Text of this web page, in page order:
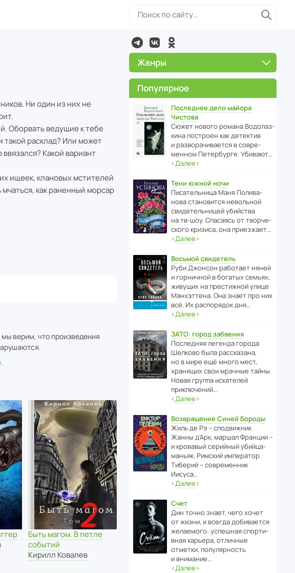
Ни один из них не
Оборвать ведущие к тебе
такой расклад? Или может
Какой вариант
ищеек, клановых мстителей
как раненный морсар
мы верим, что произведения
.
Быть магом. В петле
событий
Кирилл Ковалев
Жанры
Популярное
Последнее дело майора
Чистова
Сюжет нового романа Водо­ла­з­
кина пост­роен как дете­ктив
и разво­ра­чи­ва­ется в совре­
менном Пете­р­бурге. Убивают…
‹Далее›
Тени южной ночи
Писа­тель­ница Маня Поли­ва­
нова стано­вится невольной
свиде­тель­ницей убийства
на тв-шоу. Спасаясь от твор­че­
с­кого кризиса, она приезжает…
‹Далее›
Восьмой свидетель
Руби Джонсон рабо­тает няней
и горни­чной в богатых семьях,
живущих на прес­ти­жной улице
Манх­эт­тена. Она знает про них
всё. Их распо­рядок дня…
‹Далее›
ЗАТО: город забвения
После­дняя легенда города
Шелково была расска­зана,
но в мире ещё много мест,
хранящих свои мрачные тайны.
Новая группа иска­телей
приключений…
‹Далее›
Возвращение Синей Бороды
Жиль де Рэ – спод­ви­жник
Жанны д’Арк, маршал Франции –
и кровавый серийный убийца-
маньяк. Римский импе­ратор
Тиберий – совре­менник
Иисуса…
‹Далее›
Счет
Дин точно знает, чего хочет
от жизни, и всегда доби­ва­ется
жела­е­мого: успе­шная спор­ти­
вная карьера, отли­чные
отметки, попу­ля­р­ность
и внимание…
‹Далее›